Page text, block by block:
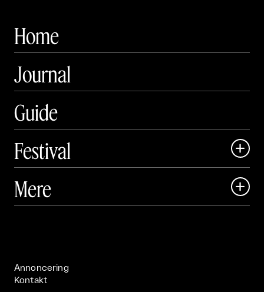
Home
Journal
Guide
Festival

 Art Matter Festival
Mere 
Annoncering
Kontakt